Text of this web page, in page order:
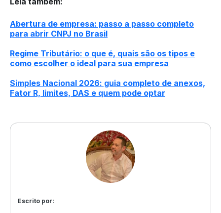
Abertura de empresa: passo a passo completo
para abrir CNPJ no Brasil
Regime Tributário: o que é, quais são os tipos e
como escolher o ideal para sua empresa
Simples Nacional 2026: guia completo de anexos,
Fator R, limites, DAS e quem pode optar
Escrito por: